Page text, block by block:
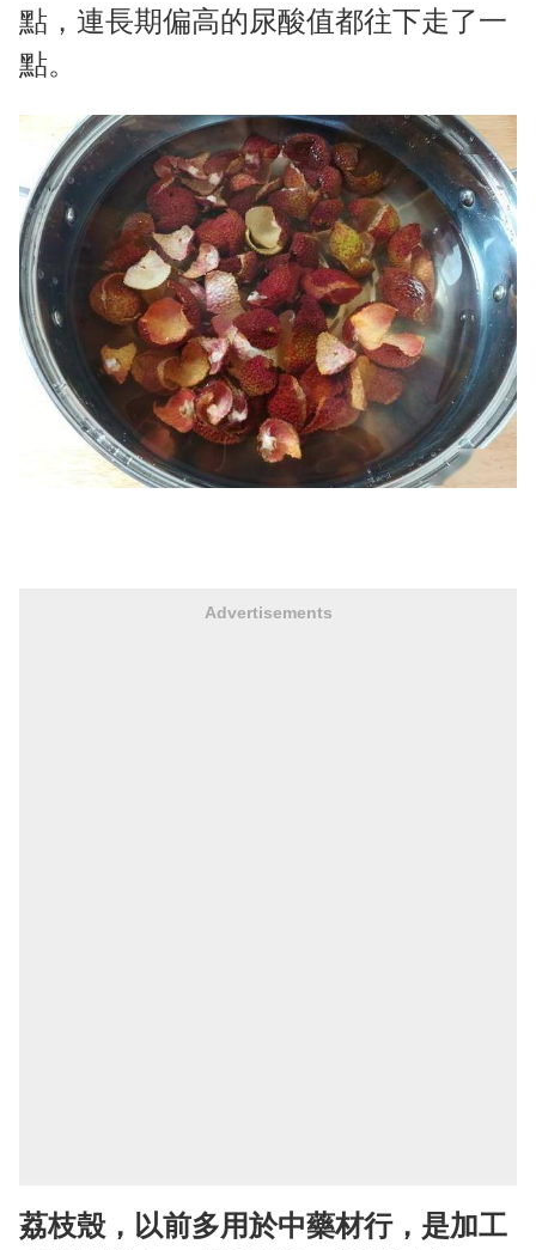
點，連長期偏高的尿酸值都往下走了一
點。
Advertisements
荔枝殼，以前多用於中藥材行，是加工